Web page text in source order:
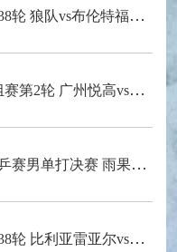
布伦特福德 全场录像回放
悦高vs四川青年竞技 全场录像
赛 雨果vs王楚钦 全场录像回放
亚尔vs塞维利亚 全场录像回放